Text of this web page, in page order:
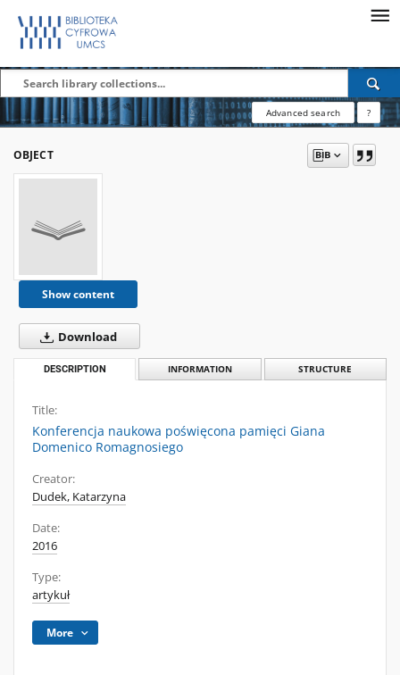
Advanced search ?
OBJECT
Show content
Download
DESCRIPTION INFORMATION STRUCTURE
Title:
Konferencja naukowa poświęcona pamięci Giana
Domenico Romagnosiego
Creator:
Dudek, Katarzyna
Date:
2016
Type:
artykuł
More